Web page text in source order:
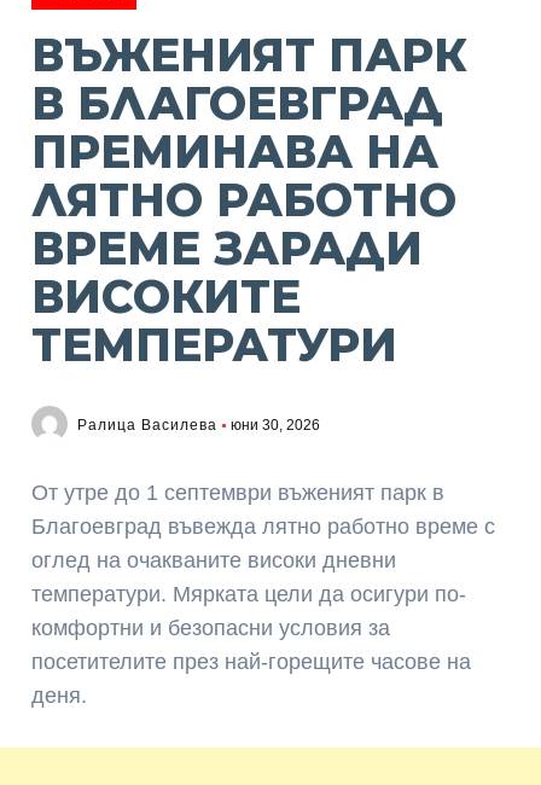
ВЪЖЕНИЯТ ПАРК
В БЛАГОЕВГРАД
ПРЕМИНАВА НА
ЛЯТНО РАБОТНО
ВРЕМЕ ЗАРАДИ
ВИСОКИТЕ
ТЕМПЕРАТУРИ
Ралица Василева юни 30, 2026
От утре до 1 септември въженият парк в
Благоевград въвежда лятно работно време с
оглед на очакваните високи дневни
температури. Мярката цели да осигури по-
комфортни и безопасни условия за
посетителите през най-горещите часове на
деня.